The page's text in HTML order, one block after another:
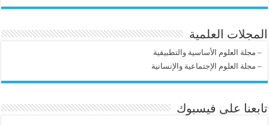
المجلات العلمية
– مجلة العلوم الأساسية والتطبيقية
– مجلة العلوم الإجتماعية والإنسانية
تابعنا على فيسبوك